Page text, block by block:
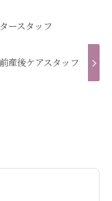
ースタッフ
産後ケアスタッフ